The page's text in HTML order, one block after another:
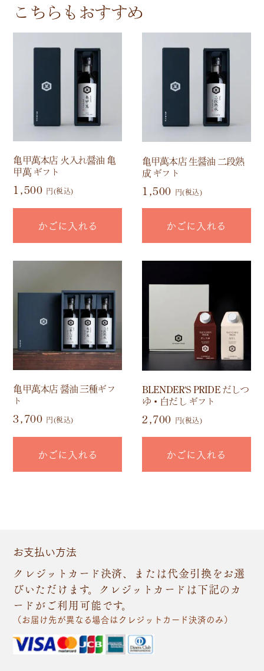
こちらもおすすめ
亀甲萬本店 火入れ醤油 亀
甲萬 ギフト
1,500 円(税込)
かごに入れる
亀甲萬本店 生醤油 二段熟
成 ギフト
1,500 円(税込)
かごに入れる
亀甲萬本店 醤油 三種ギフ
ト
3,700 円(税込)
かごに入れる
BLENDER'S PRIDE だしつ
ゆ・白だし ギフト
2,700 円(税込)
かごに入れる
お支払い方法
クレジットカード決済、または代金引換をお選
びいただけます。クレジットカードは下記のカ
ードがご利用可能です。
（お届け先が異なる場合はクレジットカード決済のみ）